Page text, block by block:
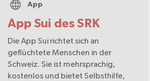
App Sui des SRK
App
Die App Sui richtet sich an
geflüchtete Menschen in der
Schweiz. Sie ist mehrsprachig,
kostenlos und bietet Selbsthilfe,